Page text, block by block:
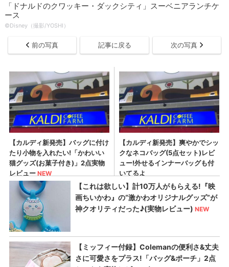
「ドナルドのクワッキー・ダックシティ」スーベニアランチケ
ース
©Disney（撮影/YOSHI）
前の写真 記事に戻る 次の写真